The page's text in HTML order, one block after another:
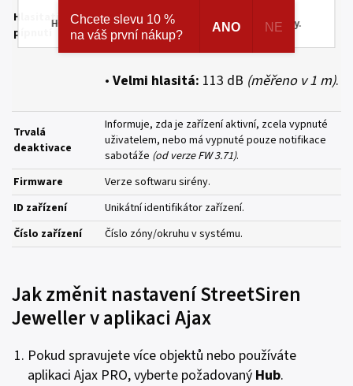
HOMEMATIC IP. Navíc registrací získáváte různé slevy.
Hlasitation
pípnutí
Tichá: 85 dB
•Hlasitá:100 dB
• Velmi hlasitá: 113 dB (měřeno v 1 m).
Trvalá
deaktivace
Informuje, zda je zařízení aktivní, zcela vypnuté
uživatelem, nebo má vypnuté pouze notifikace
sabotáže (od verze FW 3.71).
Firmware
Verze softwaru sirény.
ID zařízení
Unikátní identifikátor zařízení.
Číslo zařízení
Číslo zóny/okruhu v systému.
Jak změnit nastavení StreetSiren
Jeweller v aplikaci Ajax
Pokud spravujete více objektů nebo používáte
aplikaci Ajax PRO, vyberte požadovaný Hub.
Chcete slevu 10 %
na váš první nákup?
ANO NE